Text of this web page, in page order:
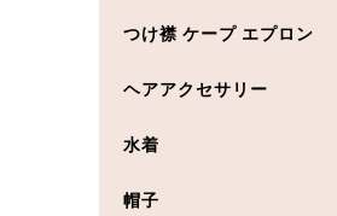
つけ襟 ケープ エプロン
ヘアアクセサリー
水着
帽子